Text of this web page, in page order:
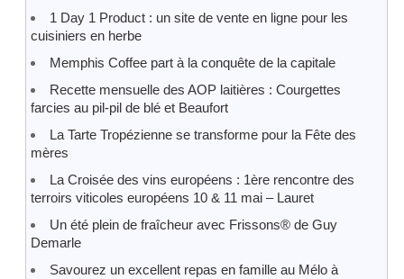
1 Day 1 Product : un site de vente en ligne pour les
cuisiniers en herbe
Memphis Coffee part à la conquête de la capitale
Recette mensuelle des AOP laitières : Courgettes
farcies au pil-pil de blé et Beaufort
La Tarte Tropézienne se transforme pour la Fête des
mères
La Croisée des vins européens : 1ère rencontre des
terroirs viticoles européens 10 & 11 mai – Lauret
Un été plein de fraîcheur avec Frissons® de Guy
Demarle
Savourez un excellent repas en famille au Mélo à